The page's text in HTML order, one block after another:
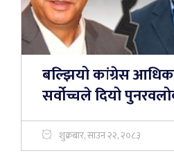
बल्झियो कांग्रेस
सर्वोच्चले दियो
शुक्रबार, साउन २२, २०८३